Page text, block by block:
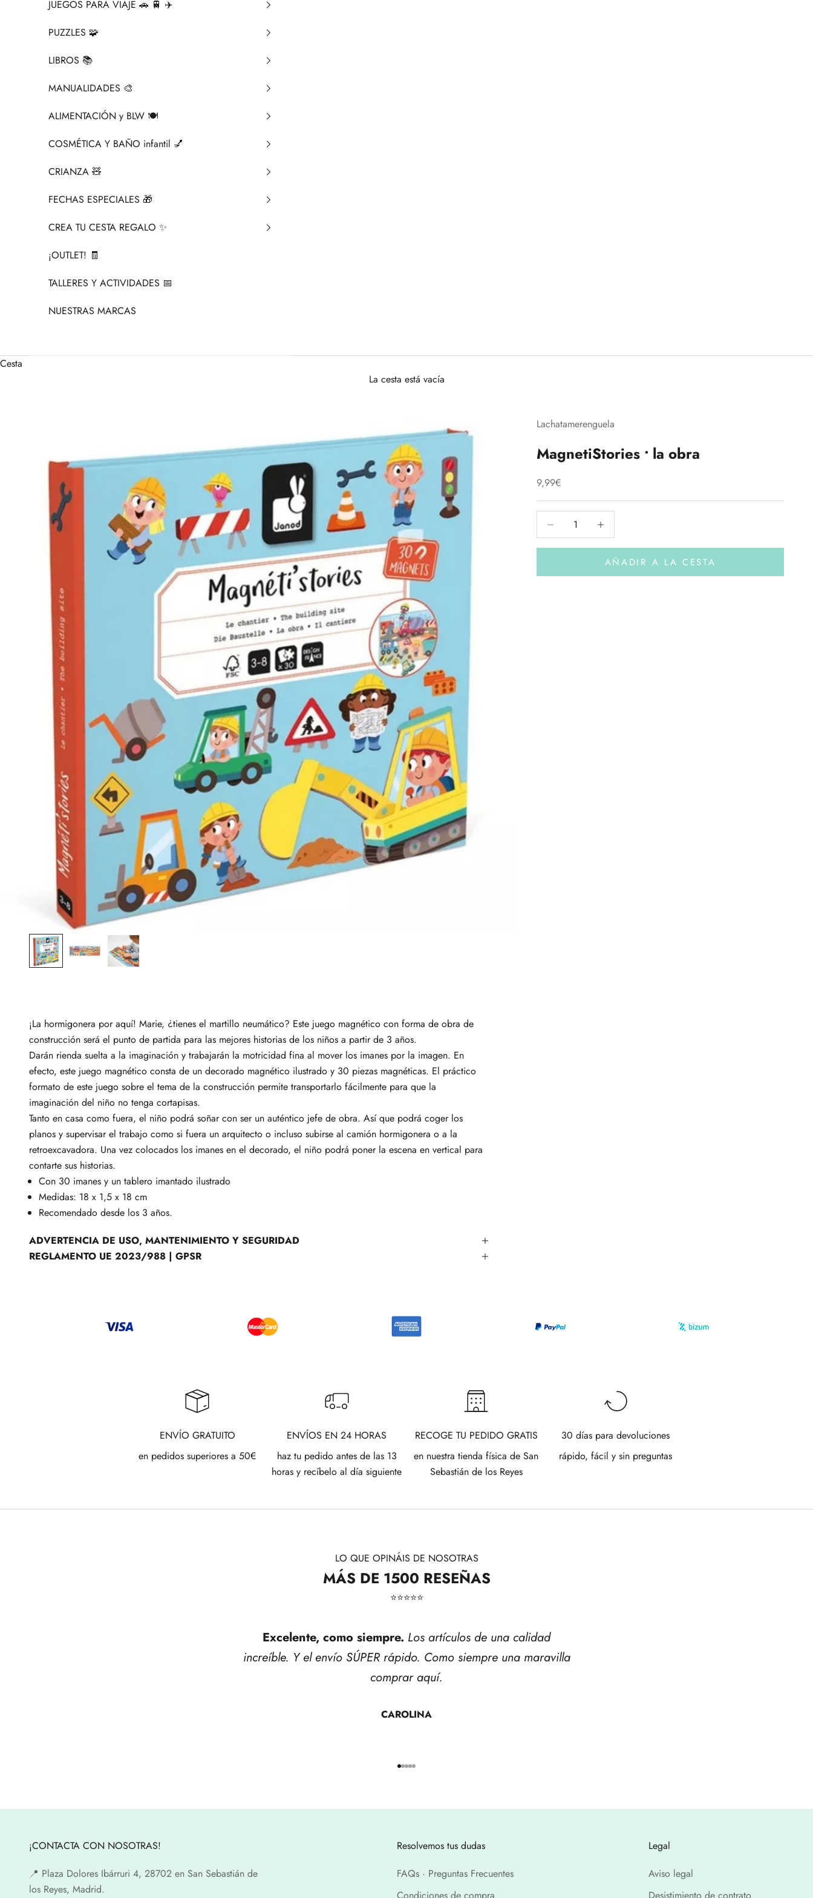
JUEGOS PARA VIAJE 🚗 🚆 ✈️
PUZZLES 🧩
LIBROS 📚​
MANUALIDADES 🎨​
ALIMENTACIÓN y BLW 🍽️
COSMÉTICA Y BAÑO infantil 💅
CRIANZA ​🧸​
FECHAS ESPECIALES 🎁
CREA TU CESTA REGALO ✨
¡OUTLET! 🧾
TALLERES Y ACTIVIDADES 📅
NUESTRAS MARCAS
Cesta
La cesta está vacía
Lachatamerenguela
MagnetiStories • la obra
Precio de oferta
9,99€
Reducir cantidadAumentar cantidad
AÑADIR A LA CESTA
¡La hormigonera por aquí! Marie, ¿tienes el martillo neumático? Este juego magnético con forma de obra de
construcción será el punto de partida para las mejores historias de los niños a partir de 3 años.
Darán rienda suelta a la imaginación y trabajarán la motricidad fina al mover los imanes por la imagen. En
efecto, este juego magnético consta de un decorado magnético ilustrado y 30 piezas magnéticas. El práctico
formato de este juego sobre el tema de la construcción permite transportarlo fácilmente para que la
imaginación del niño no tenga cortapisas.
Tanto en casa como fuera, el niño podrá soñar con ser un auténtico jefe de obra. Así que podrá coger los
planos y supervisar el trabajo como si fuera un arquitecto o incluso subirse al camión hormigonera o a la
retroexcavadora. Una vez colocados los imanes en el decorado, el niño podrá poner la escena en vertical para
contarte sus historias.
Con 30 imanes y un tablero imantado ilustrado
Medidas: 18 x 1,5 x 18 cm
Recomendado desde los 3 años.
ADVERTENCIA DE USO, MANTENIMIENTO Y SEGURIDAD
REGLAMENTO UE 2023/988 | GPSR
ENVÍO GRATUITO
en pedidos superiores a 50€
ENVÍOS EN 24 HORAS
haz tu pedido antes de las 13
horas y recíbelo al día siguiente
RECOGE TU PEDIDO GRATIS
en nuestra tienda física de San
Sebastián de los Reyes
30 días para devoluciones
rápido, fácil y sin preguntas
LO QUE OPINÁIS DE NOSOTRAS
MÁS DE 1500 RESEÑAS
⭐​⭐​⭐​⭐​⭐​
Excelente, como siempre. Los artículos de una calidad
increíble. Y el envío SÚPER rápido. Como siempre una maravilla
comprar aquí.
CAROLINA
Ir al artículo 1
Ir al artículo 2
Ir al artículo 3
Ir al artículo 4
Ir al artículo 5
¡CONTACTA CON NOSOTRAS!
📍​ Plaza Dolores Ibárruri 4, 28702 en San Sebastián de
los Reyes, Madrid.
Resolvemos tus dudas
FAQs · Preguntas Frecuentes
Legal
Aviso legal